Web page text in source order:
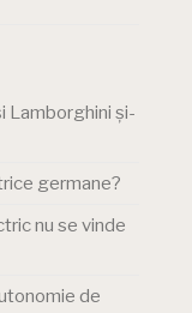
Lamborghini și-
germane?
nu se vinde
de